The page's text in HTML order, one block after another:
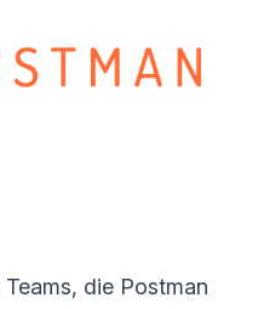
Teams, die Postman